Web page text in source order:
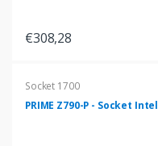
€308,28
Socket 1700
PRIME Z790-P - Socket